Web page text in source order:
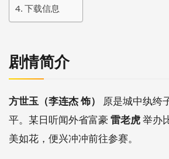
下载信息
剧情简介
方世玉（李连杰 饰）
原是城中纨绔
平。某日听闻外省富豪 雷老虎举办
美如花，便兴冲冲前往参赛。